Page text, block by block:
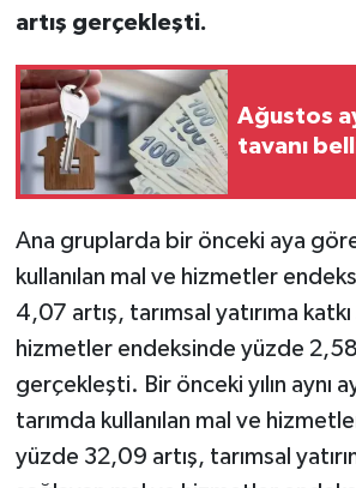
artış gerçekleşti.
Ağustos
tavanı
Ana gruplarda bir önceki aya
kullanılan mal ve hizmetler
4,07 artış, tarımsal yatırıma
hizmetler endeksinde yüzde 2,58
gerçekleşti. Bir önceki yılın aynı
tarımda kullanılan mal ve
yüzde 32,09 artış, tarımsal